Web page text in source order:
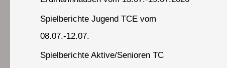
Spielberichte Jugend TCE vom
08.07.-12.07.
Spielberichte Aktive/Senioren TC